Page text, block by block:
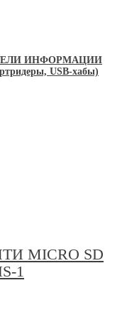
ИНФОРМАЦИИ
USB-хабы)
MICRO SD
1